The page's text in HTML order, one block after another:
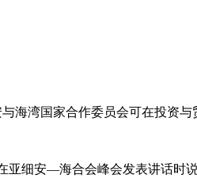
海湾国家合作委员会可在投资
亚细安—海合会峰会发表讲话时